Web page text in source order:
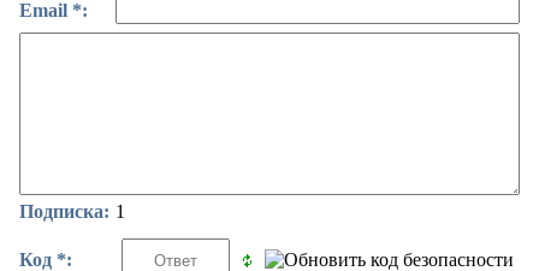
Email *:
Подписка: 1
Код *: